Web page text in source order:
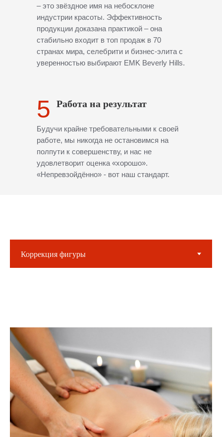
– это звёздное имя на небосклоне
индустрии красоты. Эффективность
продукции доказана практикой – она
стабильно входит в топ продаж в 70
странах мира, селебрити и бизнес-элита с
уверенностью выбирают EMK Beverly Hills.
Будучи крайне требовательными к своей
работе, мы никогда не остановимся на
полпути к совершенству, и нас не
удовлетворит оценка «хорошо».
«Непревзойдённо» - вот наш стандарт.
Работа на результат
5